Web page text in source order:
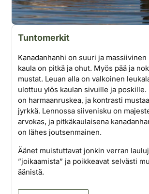
Tuntomerkit
Kanadanhanhi on suuri ja
kaula on pitkä ja ohut. Myös pää ja
mustat. Leuan alla on valkoinen
ulottuu ylös kaulan sivuille ja
on harmaanruskea, ja kontrasti
jyrkkä. Lennossa siivenisku on
arvokas, ja pitkäkaulaisena
on lähes joutsenmainen.
Äänet muistuttavat jonkin verran
”joikaamista” ja poikkeavat selvästi
äänistä.